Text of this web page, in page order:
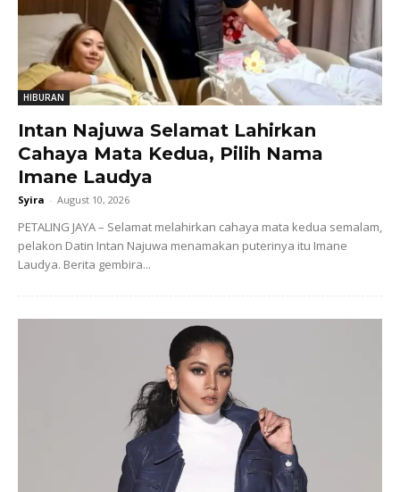
HIBURAN
Intan Najuwa Selamat Lahirkan
Cahaya Mata Kedua, Pilih Nama
Imane Laudya
Syira - August 10, 2026
PETALING JAYA – Selamat melahirkan cahaya mata kedua semalam,
pelakon Datin Intan Najuwa menamakan puterinya itu Imane
Laudya. Berita gembira...